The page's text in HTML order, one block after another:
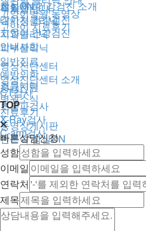
주차장 안내
재활센터
내시경클리닉
치과클리닉
피부클리닉
일반진료
예방의학
응급진료
고양이병원 동영상
고양이 치료후기
잠실ON 건강검진 소개
강아지 건강검진
고양이 건강검진
안내사항
영상진단센터
영상진단센터 소개
CT검사
초음파검사
X-Ray검사
C-arm검사
커뮤니티
병원소식
진료후기
동영상게시판
언론속 잠실ON
TOP
빠른상담신청
성함
이메일
연락처
제목